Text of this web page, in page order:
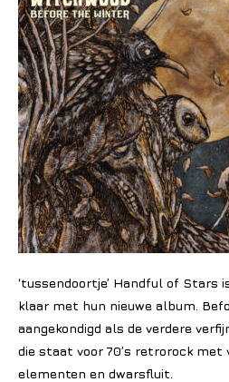
‘tussendoortje’ Handful of Stars
klaar met hun nieuwe album.
aangekondigd als de verdere
die staat voor 70’s retrorock
elementen en dwarsfluit.